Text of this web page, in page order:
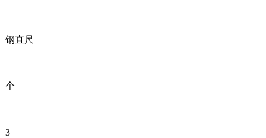
钢直尺
个
3